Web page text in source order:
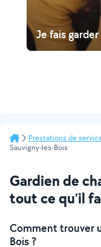
Je fais
Prestations de
Sauvigny-les-Bois
Gardien de
tout ce qu’il
Comment trouver
Bois ?